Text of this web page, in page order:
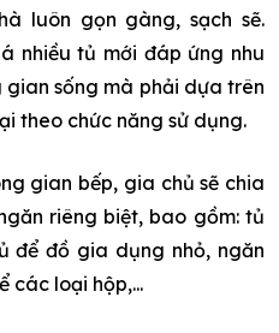
luôn gọn gàng, sạch sẽ.
nhiều tủ mới đáp ứng nhu
sống mà phải dựa trên
theo chức năng sử dụng.
gian bếp, gia chủ sẽ chia
riêng biệt, bao gồm: tủ
để đồ gia dụng nhỏ, ngăn
các loại hộp,...